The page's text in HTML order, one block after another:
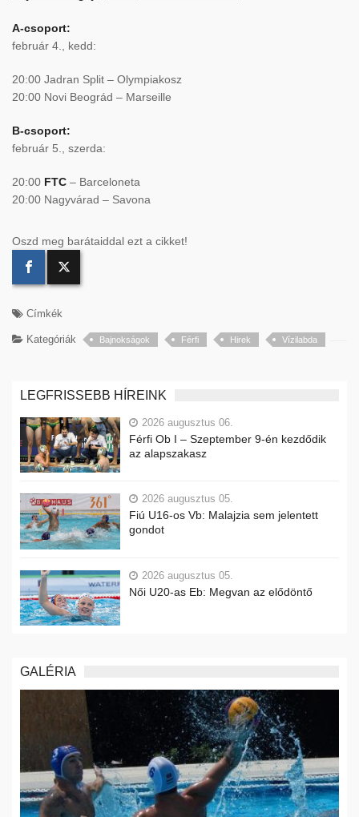
A-csoport:
február 4., kedd:
20:00 Jadran Split – Olympiakosz
20:00 Novi Beográd – Marseille
B-csoport:
február 5., szerda:
20:00 FTC – Barceloneta
20:00 Nagyvárad – Savona
Oszd meg barátaiddal ezt a cikket!
Címkék
Kategóriák Bajnokságok Férfi Hirek Vízilabda
LEGFRISSEBB HÍREINK
2026 augusztus 06.
Férfi Ob I – Szeptember 9-én kezdődik
az alapszakasz
2026 augusztus 05.
Fiú U16-os Vb: Malajzia sem jelentett
gondot
2026 augusztus 05.
Női U20-as Eb: Megvan az elődöntő
GALÉRIA